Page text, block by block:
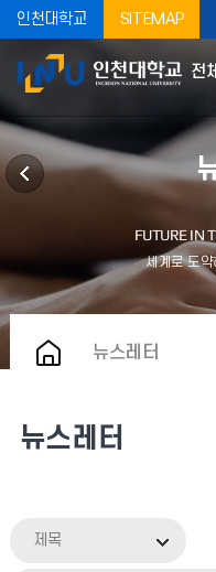
인천대학교 SITEMAP
전
뉴스레터
뉴스레터
제목